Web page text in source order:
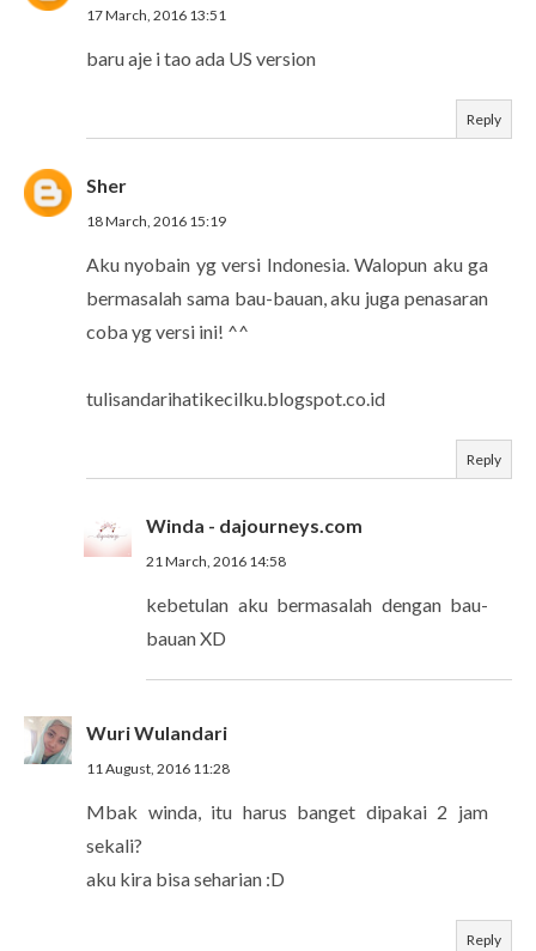
17 March, 2016 13:51
baru aje i tao ada US version
Reply
Sher
18 March, 2016 15:19
Aku nyobain yg versi Indonesia. Walopun aku ga
bermasalah sama bau-bauan, aku juga penasaran
coba yg versi ini! ^^
tulisandarihatikecilku.blogspot.co.id
Reply
Winda - dajourneys.com
21 March, 2016 14:58
kebetulan aku bermasalah dengan bau-
bauan XD
Wuri Wulandari
11 August, 2016 11:28
Mbak winda, itu harus banget dipakai 2 jam
sekali?
aku kira bisa seharian :D
Reply